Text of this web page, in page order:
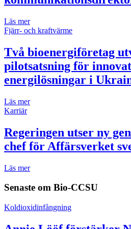
Läs mer
Fjärr- och kraftvärme
Två bioenergiföretag
pilotsatsning för
energilösningar i
Läs mer
Karriär
Regeringen utser ny
chef för Affärsverket
Läs mer
Senaste om Bio-CCSU
Koldioxidinfångning